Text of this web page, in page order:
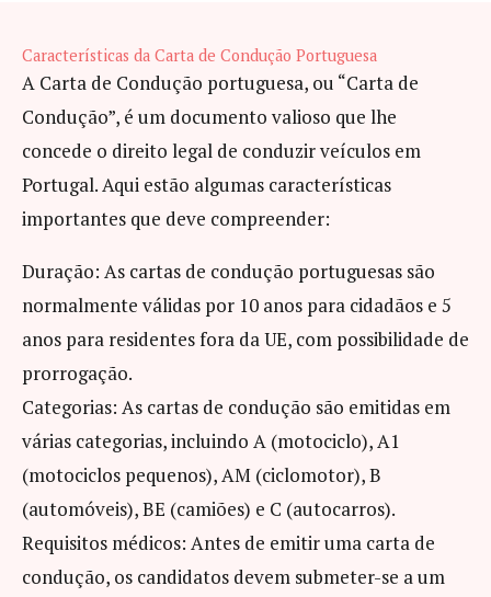
Características da Carta de Condução Portuguesa
A Carta de Condução portuguesa, ou “Carta de
Condução”, é um documento valioso que lhe
concede o direito legal de conduzir veículos em
Portugal. Aqui estão algumas características
importantes que deve compreender:
Duração: As cartas de condução portuguesas são
normalmente válidas por 10 anos para cidadãos e 5
anos para residentes fora da UE, com possibilidade de
prorrogação.
Categorias: As cartas de condução são emitidas em
várias categorias, incluindo A (motociclo), A1
(motociclos pequenos), AM (ciclomotor), B
(automóveis), BE (camiões) e C (autocarros).
Requisitos médicos: Antes de emitir uma carta de
condução, os candidatos devem submeter-se a um